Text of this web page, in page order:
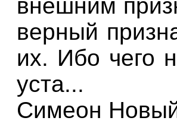
внешним
верный
их. Ибо чего
уста...
Симеон